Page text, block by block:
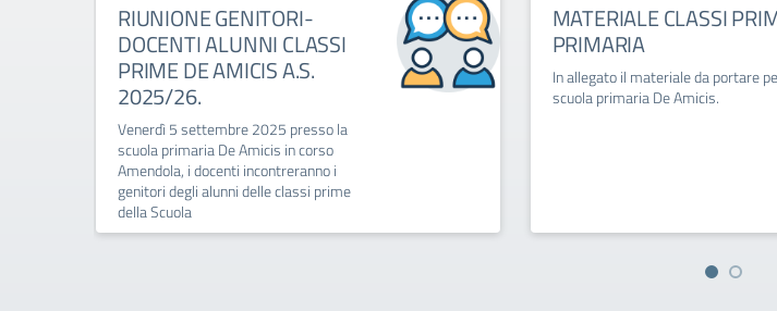
RIUNIONE GENITORI-
DOCENTI ALUNNI CLASSI
PRIME DE AMICIS A.S.
2025/26.
Venerdì 5 settembre 2025 presso la
scuola primaria De Amicis in corso
Amendola, i docenti incontreranno i
genitori degli alunni delle classi prime
della Scuola
MATERIALE CLASSI
PRIMARIA
In allegato il materiale da portare
scuola primaria De Amicis.